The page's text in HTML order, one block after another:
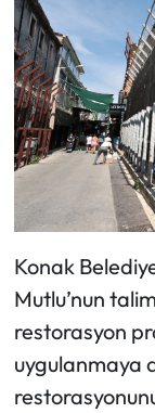
Konak
Mutlu’nun
restorasyon
uygulanmaya